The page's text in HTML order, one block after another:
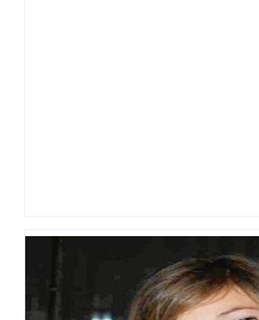
La malédiction continue
Coupe de France, sorti